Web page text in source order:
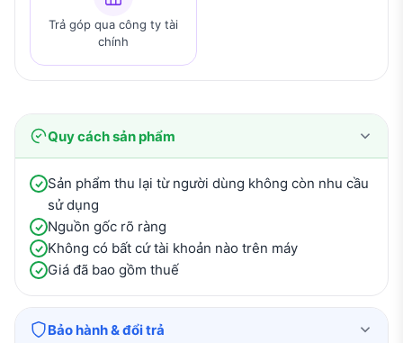
Trả góp qua công ty tài
chính
Quy cách sản phẩm
Sản phẩm thu lại từ người dùng không còn nhu cầu
sử dụng
Nguồn gốc rõ ràng
Không có bất cứ tài khoản nào trên máy
Giá đã bao gồm thuế
Bảo hành & đổi trả